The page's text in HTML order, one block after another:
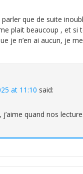
parler que de suite
plait beaucoup , et si
je n’en ai aucun, je
at 11:10 said:
quand nos